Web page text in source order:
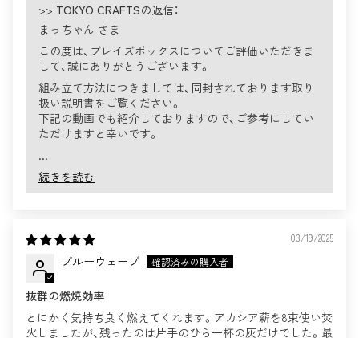
>> TOKYO CRAFTSの返信：
まっちゃん さま
この度は、ブレイズボックスについてご評価いただきま
して、誠にありがとうございます。
組み立て方法につきましては、同封されております取り
扱い説明書をご覧ください。
下記の動画でも紹介しておりますので、ご参考にしてい
ただけますと幸いです。
...
続きを読む
03/19/2025
ブルーウェーブ
抜群の燃焼効率
とにかく気持ち良く燃えてくれます。アカシア薪を8束使い焚
火しましたが、残ったのは片手のひら一杯の灰だけでした。最